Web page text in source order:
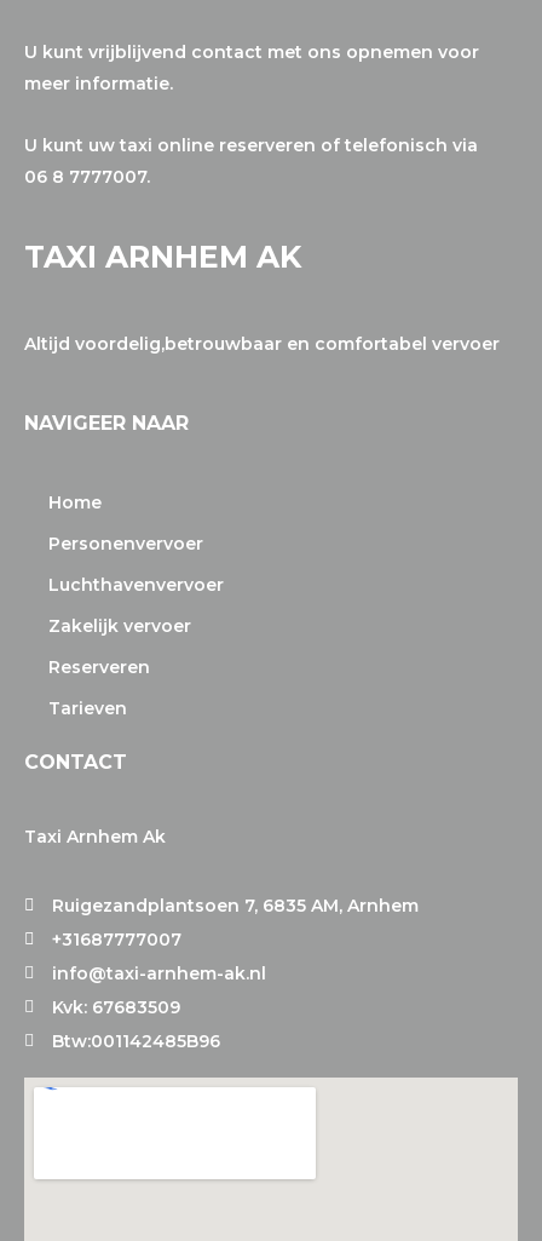
U kunt vrijblijvend contact met ons opnemen voor
meer informatie.
U kunt uw taxi online reserveren of telefonisch via
06 8 7777007.
TAXI ARNHEM AK
Altijd voordelig,betrouwbaar en comfortabel vervoer
NAVIGEER NAAR
Home
Personenvervoer
Luchthavenvervoer
Zakelijk vervoer
Reserveren
Tarieven
CONTACT
Taxi Arnhem Ak
Ruigezandplantsoen 7, 6835 AM, Arnhem
+31687777007
info@taxi-arnhem-ak.nl
Kvk: 67683509
Btw:001142485B96